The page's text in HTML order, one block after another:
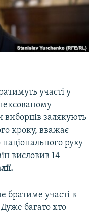
участі у
виборців залякують
кроку, вважає
руху
висловив 14
братиме участі в
багато хто